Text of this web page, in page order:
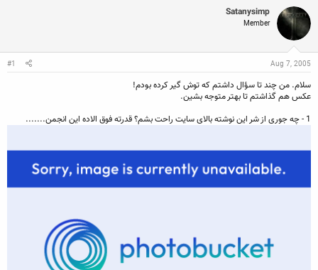
و
ع
ک
ن
ن
د
م
ض
ع
ر
ی
خ
ر
Satanysimp
Member
Aug 7, 2005
#1
سلام. من چند تا سؤال داشتم که توش گير کرده بودم!
عکس هم گذاشتم تا بهتر متوجه بشين.
1 - چه جوری از شر اين نوشته بالای سايت راحت بشم؟ قدرته فوق الاده اين انجمن.......